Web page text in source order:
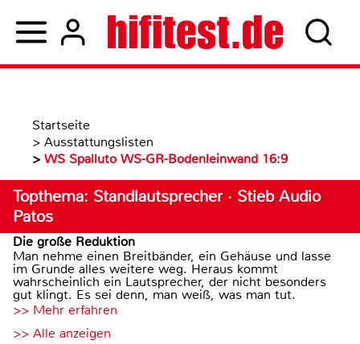
Startseite
> Ausstattungslisten
> WS Spalluto WS-GR-Bodenleinwand 16:9
Topthema: Standlautsprecher · Stieb Audio
Patos
Die große Reduktion
Man nehme einen Breitbänder, ein Gehäuse und lasse
im Grunde alles weitere weg. Heraus kommt
wahrscheinlich ein Lautsprecher, der nicht besonders
gut klingt. Es sei denn, man weiß, was man tut.
>> Mehr erfahren
>> Alle anzeigen